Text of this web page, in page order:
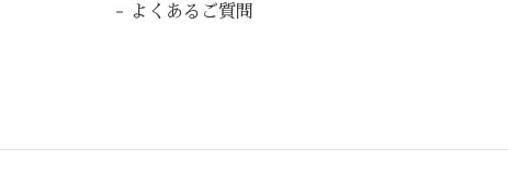
よくあるご質問